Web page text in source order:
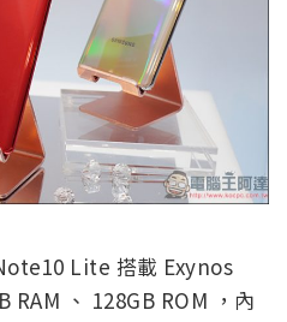
Lite 搭載 Exynos
RAM 、 128GB ROM ，內